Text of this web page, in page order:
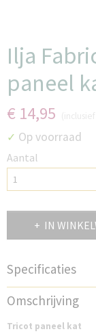
Ilja
paneel
€ 14,95
✓ Op voorraad
Aantal
IN
Specificaties
Productcode
PS707TP
Omschrijving
Tricot paneel kat